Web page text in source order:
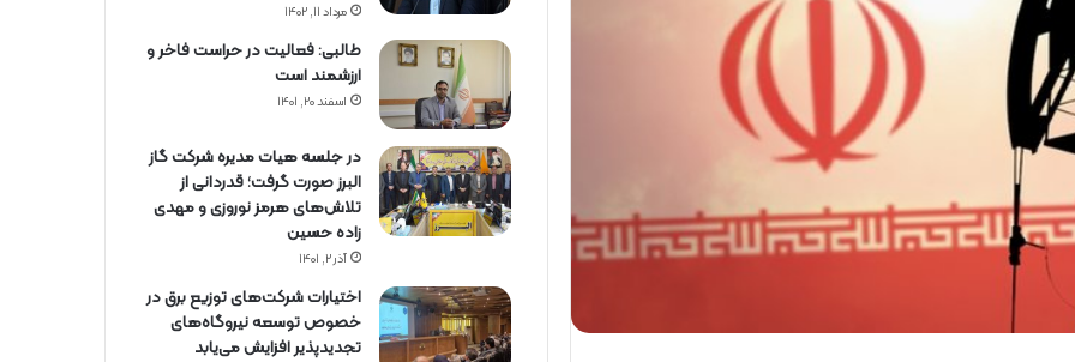
مرداد ۱۱, ۱۴۰۲
طالبی: فعالیت در حراست فاخر و
ارزشمند است
اسفند ۲۰, ۱۴۰۱
در جلسه هیات مدیره شرکت گاز
البرز صورت گرفت؛ قدردانی از
تلاش‌های هرمز نوروزی و مهدی
زاده حسین
آذر ۲, ۱۴۰۱
اختیارات شرکت‌های توزیع برق در
خصوص توسعه نیروگاه‌های
تجدیدپذیر افزایش می‌یابد